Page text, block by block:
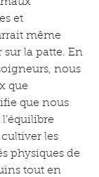
et
même
la patte. En
nous
que
que nous
les
physiques de
tout en